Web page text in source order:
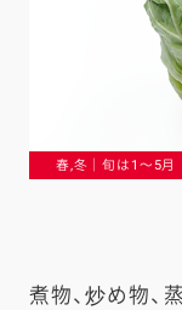
春,冬｜旬は1〜5月
煮物、炒め物、